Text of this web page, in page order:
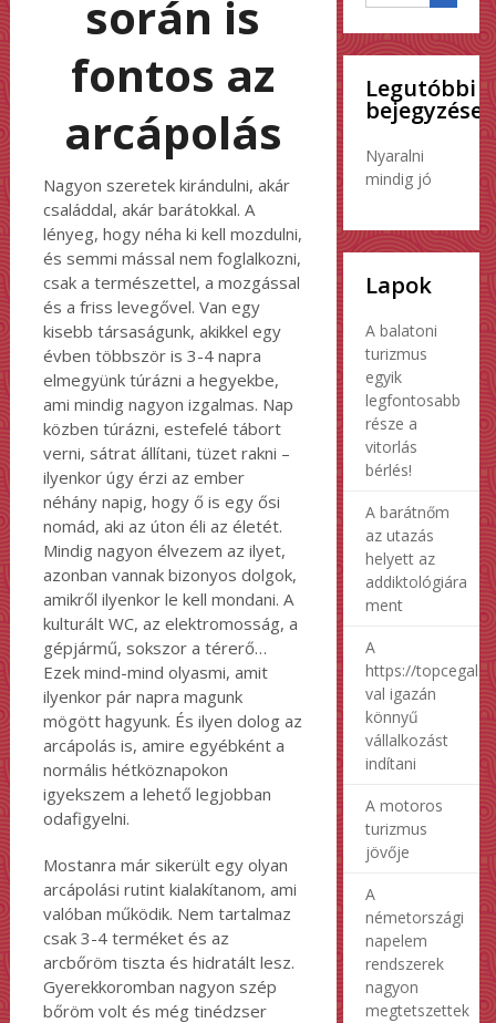
során is
fontos az
arcápolás
Nagyon szeretek kirándulni, akár
családdal, akár barátokkal. A
lényeg, hogy néha ki kell mozdulni,
és semmi mással nem foglalkozni,
csak a természettel, a mozgással
és a friss levegővel. Van egy
kisebb társaságunk, akikkel egy
évben többször is 3-4 napra
elmegyünk túrázni a hegyekbe,
ami mindig nagyon izgalmas. Nap
közben túrázni, estefelé tábort
verni, sátrat állítani, tüzet rakni –
ilyenkor úgy érzi az ember
néhány napig, hogy ő is egy ősi
nomád, aki az úton éli az életét.
Mindig nagyon élvezem az ilyet,
azonban vannak bizonyos dolgok,
amikről ilyenkor le kell mondani. A
kulturált WC, az elektromosság, a
gépjármű, sokszor a térerő…
Ezek mind-mind olyasmi, amit
ilyenkor pár napra magunk
mögött hagyunk. És ilyen dolog az
arcápolás is, amire egyébként a
normális hétköznapokon
igyekszem a lehető legjobban
odafigyelni.
Mostanra már sikerült egy olyan
arcápolási rutint kialakítanom, ami
valóban működik. Nem tartalmaz
csak 3-4 terméket és az
arcbőröm tiszta és hidratált lesz.
Gyerekkoromban nagyon szép
bőröm volt és még tinédzser
Legutóbbi
bejegyzések
Nyaralni
mindig jó
Lapok
A balatoni
turizmus
egyik
legfontosabb
része a
vitorlás
bérlés!
A barátnőm
az utazás
helyett az
addiktológiára
ment
A
https://
val igazán
könnyű
vállalkozást
indítani
A motoros
turizmus
jövője
A
németországi
napelem
rendszerek
nagyon
megtetszettek